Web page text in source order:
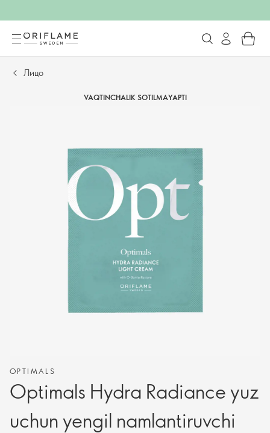
Лицо
VAQTINCHALIK SOTILMAYAPTI
OPTIMALS
Optimals Hydra Radiance yuz
uchun yengil namlantiruvchi